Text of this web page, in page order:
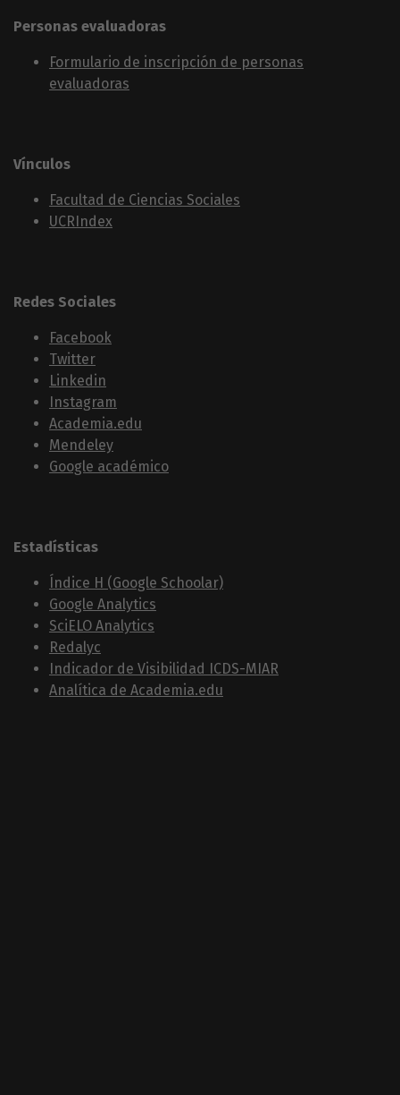
Personas evaluadoras
Formulario de inscripción de personas
evaluadoras
Vínculos
Facultad de Ciencias Sociales
UCRIndex
Redes Sociales
Facebook
Twitter
Linkedin
Instagram
Academia.edu
Mendeley
Google académico
Estadísticas
Índice H (Google Schoolar)
Google Analytics
SciELO Analytics
Redalyc
Indicador de Visibilidad ICDS-MIAR
Analítica de Academia.edu